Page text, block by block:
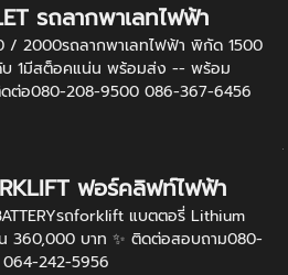
รถลากพาเลทไฟฟ้า
/ 2000รถลากพาเลทไฟฟ้า พิกัด 1500
1มีสต็อคแน่น พร้อมส่ง -- พร้อม
ดต่อ080-208-9500 086-367-6456
ฟอร์คลิฟท์ไฟฟ้า
รถforklift แบตตอรี่ Lithium
360,000 บาท ✨ ติดต่อสอบถาม080-
242-5956